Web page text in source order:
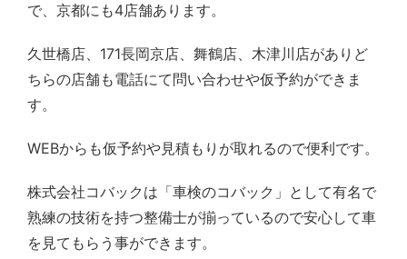
で、京都にも4店舗あります。
久世橋店、171長岡京店、舞鶴店、木津川店がありど
ちらの店舗も電話にて問い合わせや仮予約ができま
す。
WEBからも仮予約や見積もりが取れるので便利です。
株式会社コバックは「車検のコバック」として有名で
熟練の技術を持つ整備士が揃っているので安心して車
を見てもらう事ができます。